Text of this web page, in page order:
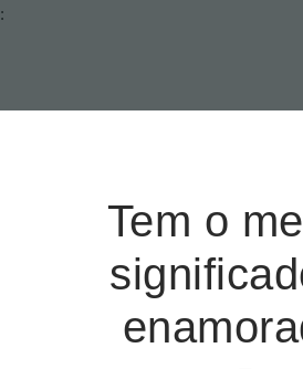
:
Tem o